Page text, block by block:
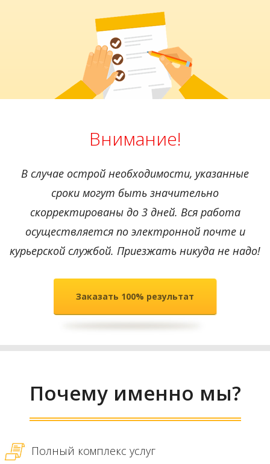
Внимание!
В случае острой необходимости, указанные
сроки могут быть значительно
скорректированы до 3 дней. Вся работа
осуществляется по электронной почте и
курьерской службой. Приезжать никуда не надо!
Заказать 100% результат
Почему именно мы?
Полный комплекс услуг